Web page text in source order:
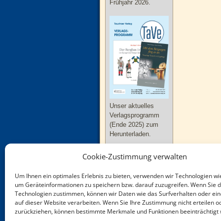
Cookie-Zustimmung verwalten
Um Ihnen ein optimales Erlebnis zu bieten, verwenden wir Technologien
um Geräteinformationen zu speichern bzw. darauf zuzugreifen. Wenn Sie
Technologien zustimmen, können wir Daten wie das Surfverhalten oder
auf dieser Website verarbeiten. Wenn Sie Ihre Zustimmung nicht erteilen
zurückziehen, können bestimmte Merkmale und Funktionen beeinträchtigt
Frühjahr 2026.
Unser aktuelles
Verlagsprogramm
(Ende 2025) zum
Herunterladen.
Neue Bücher zu
Thüringen und
Sachsen-Anhalt im